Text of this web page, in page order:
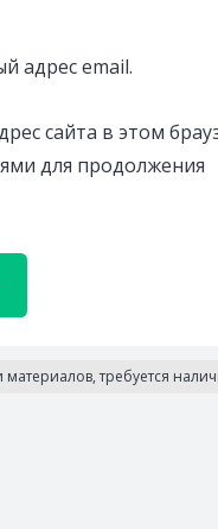
адрес email.
сайта в этом
для продолжения
требуется